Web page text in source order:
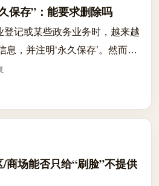
保存”：能要求删除吗
登记或某些政务业务时，越来越
息，并注明‘永久保存’。然而，
、要求删除已采集的人脸数据
中没有相应入口，也无...
商场能否只给“刷脸”不提供